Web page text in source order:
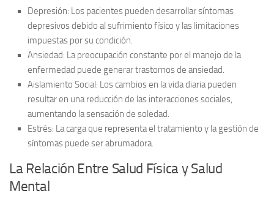
Depresión: Los pacientes pueden desarrollar síntomas
depresivos debido al sufrimiento físico y las limitaciones
impuestas por su condición.
Ansiedad: La preocupación constante por el manejo de la
enfermedad puede generar trastornos de ansiedad.
Aislamiento Social: Los cambios en la vida diaria pueden
resultar en una reducción de las interacciones sociales,
aumentando la sensación de soledad.
Estrés: La carga que representa el tratamiento y la gestión de
síntomas puede ser abrumadora.
La Relación Entre Salud Física y Salud
Mental